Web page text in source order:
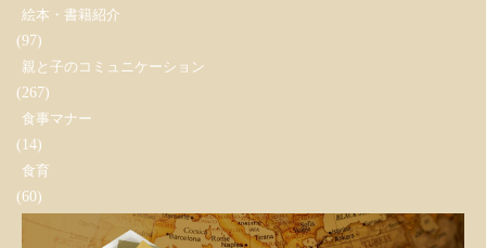
絵本・書籍紹介
(97)
親と子のコミュニケーション
(267)
食事マナー
(14)
食育
(60)